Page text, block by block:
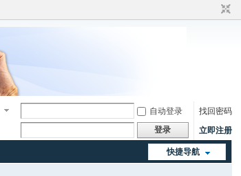
自动登录
找回密码
登录 立即注册
快捷导航